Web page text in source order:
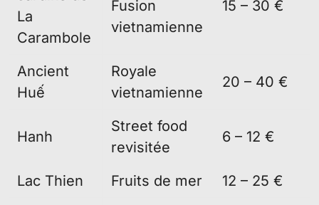
La
Carambole
Fusion
vietnamienne
15 – 30 €
Ancient
Huế
Royale
vietnamienne
20 – 40 €
Hanh
Street food
revisitée
6 – 12 €
Lac Thien Fruits de mer
12 – 25 €